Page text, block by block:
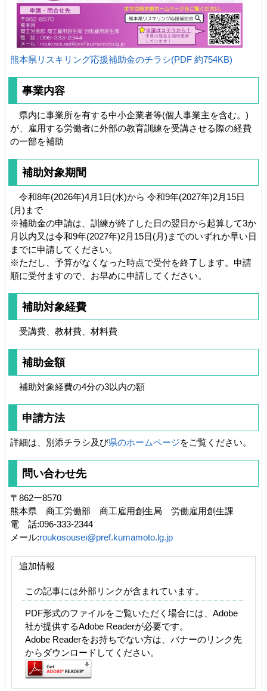
熊本県リスキリング応援補助金のチラシ(PDF 約754KB)
事業内容
県内に事業所を有する中小企業者等(個人事業主を含む。)
が、雇用する労働者に外部の教育訓練を受講させる際の経費
の一部を補助
補助対象期間
令和8年(2026年)4月1日(水)から 令和9年(2027年)2月15日
(月)まで
※補助金の申請は、訓練が終了した日の翌日から起算して3か
月以内又は令和9年(2027年)2月15日(月)までのいずれか早い日
までに申請してください。
※ただし、予算がなくなった時点で受付を終了します。申請
順に受付ますので、お早めに申請してください。
補助対象経費
受講費、教材費、材料費
補助金額
補助対象経費の4分の3以内の額
申請方法
詳細は、別添チラシ及び県のホームページをご覧ください。
問い合わせ先
〒862ー8570
熊本県 商工労働部 商工雇用創生局 労働雇用創生課
電 話:096-333-2344
メール:roukosousei@pref.kumamoto.lg.jp
追加情報
この記事には外部リンクが含まれています。
PDF形式のファイルをご覧いただく場合には、Adobe
社が提供するAdobe Readerが必要です。
Adobe Readerをお持ちでない方は、バナーのリンク先
からダウンロードしてください。